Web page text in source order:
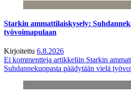
Starkin ammattilaiskysely:
työvoimapulaan
Kirjoitettu 6.8.2026
Ei kommentteja artikkeliin Starkin
Suhdannekuopasta päädytään vielä